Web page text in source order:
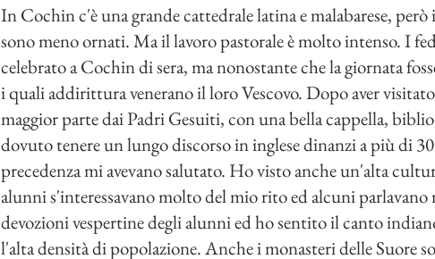
In Cochin c'è una grande cattedrale latina e malabarese,
sono meno ornati. Ma il lavoro pastorale è molto intenso. I
celebrato a Cochin di sera, ma nonostante che la giornata
i quali addirittura venerano il loro Vescovo. Dopo aver
maggior parte dai Padri Gesuiti, con una bella cappella,
dovuto tenere un lungo discorso in inglese dinanzi a più di
precedenza mi avevano salutato. Ho visto anche un'alta
alunni s'interessavano molto del mio rito ed alcuni parlavano
devozioni vespertine degli alunni ed ho sentito il canto
l'alta densità di popolazione. Anche i monasteri delle Suore